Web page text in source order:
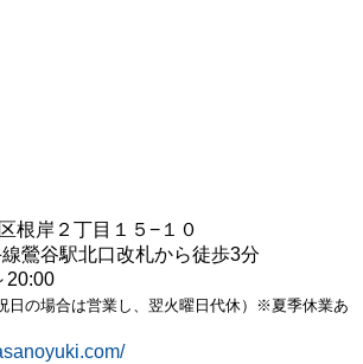
根岸２丁目１５−１０
鶯谷駅北口改札から徒歩3分
20:00
祝日の場合は営業し、翌火曜日代休）※夏季休業あ